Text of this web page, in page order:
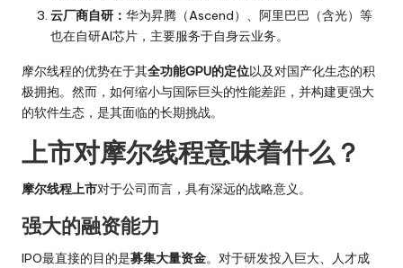
云厂商自研： 华为昇腾（Ascend）、阿里巴巴（含光）等
也在自研AI芯片，主要服务于自身云业务。
摩尔线程的优势在于其全功能GPU的定位以及对国产化生态的积
极拥抱。然而，如何缩小与国际巨头的性能差距，并构建更强大
的软件生态，是其面临的长期挑战。
上市对摩尔线程意味着什么？
摩尔线程上市对于公司而言，具有深远的战略意义。
强大的融资能力
IPO最直接的目的是募集大量资金。对于研发投入巨大、人才成